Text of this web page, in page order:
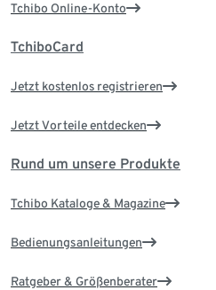
Tchibo Online-Konto
TchiboCard
Jetzt kostenlos registrieren
Jetzt Vorteile entdecken
Rund um unsere Produkte
Tchibo Kataloge & Magazine
Bedienungsanleitungen
Ratgeber & Größenberater